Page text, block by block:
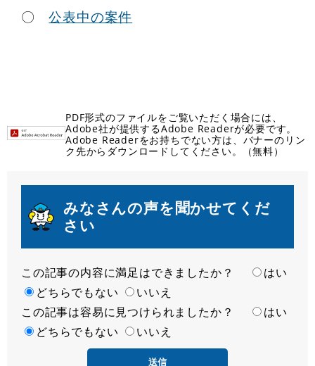
〇公表中の案件
PDF形式のファイルをご覧いただく場合には、
Adobe社が提供するAdobe Readerが必要です。
Adobe Readerをお持ちでない方は、バナーのリン
ク先からダウンロードしてください。（無料）
みなさんの声を聞かせてくだ
さい
満
足
度
この記事の内容に満足はできましたか？
はい
どちらでもない
いいえ
容
易
この記事は容易に見つけられましたか？
はい
どちらでもない
いいえ